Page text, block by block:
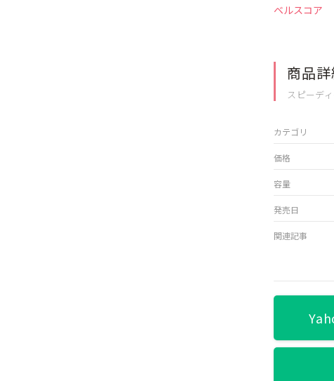
ベルスコア
商品
スピーデ
カテゴリ
価格
容量
発売日
関連記事